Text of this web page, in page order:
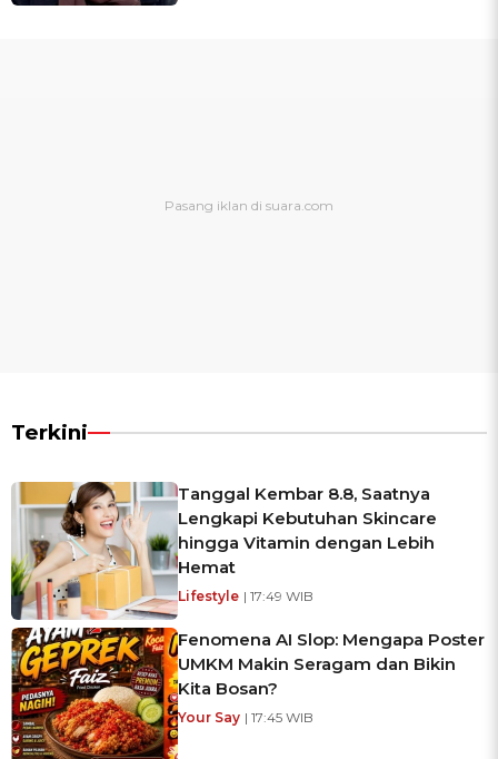
Terkini
Tanggal Kembar 8.8, Saatnya
Lengkapi Kebutuhan Skincare
hingga Vitamin dengan Lebih
Hemat
Lifestyle | 17:49 WIB
Fenomena AI Slop: Mengapa Poster
UMKM Makin Seragam dan Bikin
Kita Bosan?
Your Say | 17:45 WIB